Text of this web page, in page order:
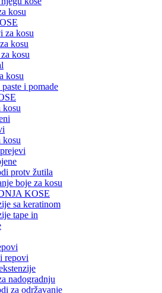
kosu
za kosu
kosu
kosu
kosu
i pomade
kosu
kosu
protv žutila
boje za kosu
KOSE
sa keratinom
tape in
repovi
nadogradnju
za održavanje